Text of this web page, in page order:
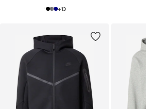
+13